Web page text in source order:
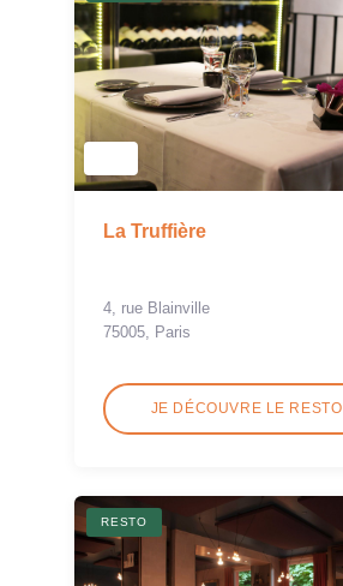
La Truffière
4, rue Blainville
75005, Paris
JE DÉCOUVRE LE RESTO
RESTO